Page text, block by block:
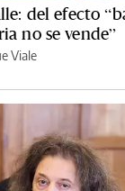
del efecto
no se vende”
Viale